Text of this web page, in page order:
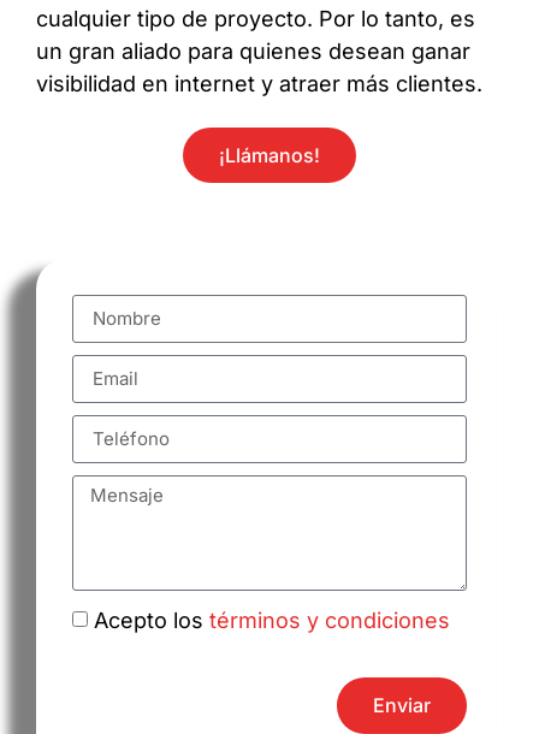
cualquier tipo de proyecto. Por lo tanto, es
un gran aliado para quienes desean ganar
visibilidad en internet y atraer más clientes.
¡Llámanos!
Acepto los términos y condiciones
Enviar